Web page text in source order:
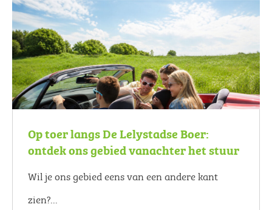
Op toer langs De Lelystadse Boer:
ontdek ons gebied vanachter het stuur
Wil je ons gebied eens van een andere kant
zien?...